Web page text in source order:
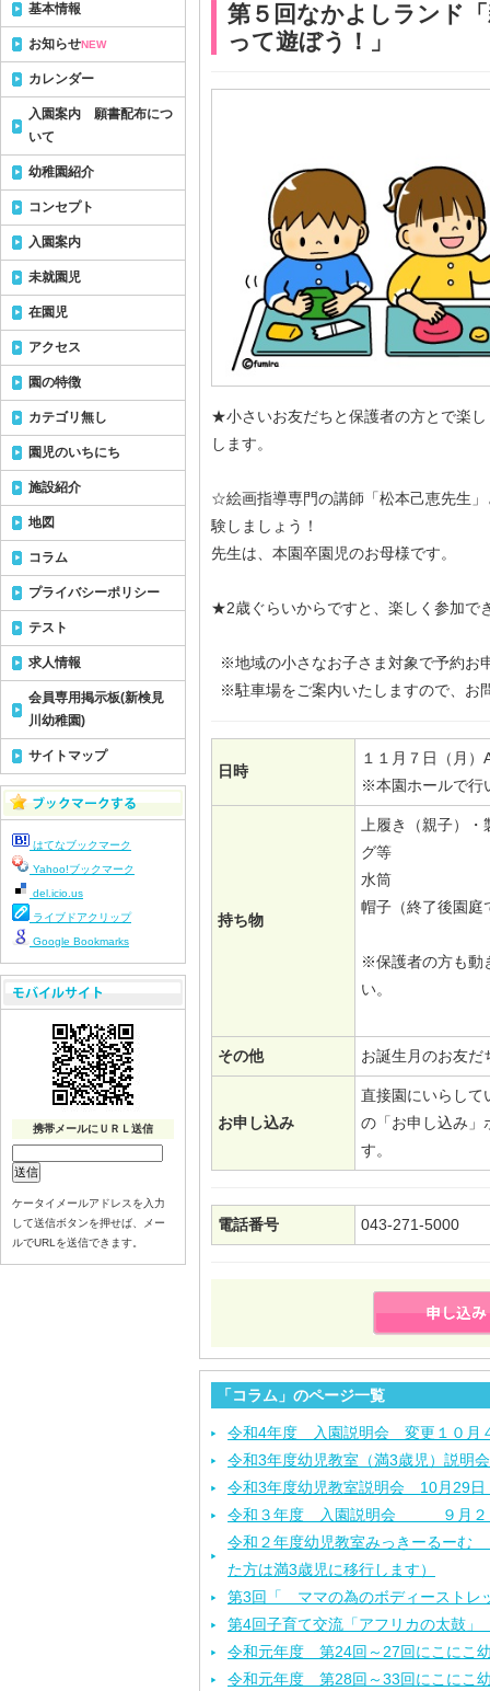
第５回なかよしランド
って遊ぼう！」
★小さいお友だちと保護者の方とで楽
します。
☆絵画指導専門の講師「松本己恵先生
験しましょう！
先生は、本園卒園児のお母様です。
★2歳ぐらいからですと、楽しく参加で
※地域の小さなお子さま対象で予約お
※駐車場をご案内いたしますので、お
日時
１１月７日（月
※本園ホールで行
持ち物
上履き（親子）
グ等
水筒
帽子（終了後園庭
※保護者の方も動
い。
その他 お誕生月のお友だ
お申し込み
直接園にいらして
の「お申し込み」
す。
電話番号 043-271-5000
「コラム」のページ一覧
令和4年度 入園説明会 変更１０月
令和3年度幼児教室（満3歳児）説明
令和3年度幼児教室説明会 10月29日
令和３年度 入園説明会 ９月２
令和２年度幼児教室みっきーるーむ
た方は満3歳児に移行します）
第3回「 ママの為のボディーストレ
第4回子育て交流「アフリカの太鼓
令和元年度 第24回～27回にこにこ
令和元年度 第28回～33回にこにこ
基本情報
お知らせNEW
カレンダー
入園案内 願書配布につ
いて
幼稚園紹介
コンセプト
入園案内
未就園児
在園児
アクセス
園の特徴
カテゴリ無し
園児のいちにち
施設紹介
地図
コラム
プライバシーポリシー
テスト
求人情報
会員専用掲示板(新検見
川幼稚園)
サイトマップ
はてなブックマーク
Yahoo!ブックマーク
del.icio.us
ライブドアクリップ
Google Bookmarks
携帯メールにＵＲＬ送信
ケータイメールアドレスを入力
して送信ボタンを押せば、メー
ルでURLを送信できます。